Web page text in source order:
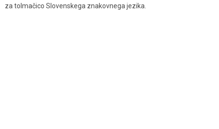
za tolmačico Slovenskega znakovnega jezika.